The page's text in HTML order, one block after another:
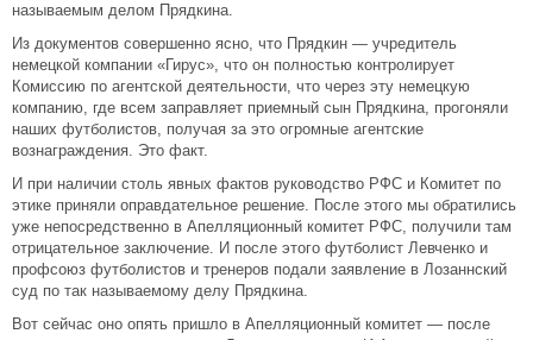
называемым делом Прядкина.
Из документов совершенно ясно, что Прядкин — учредитель
немецкой компании «Гирус», что он полностью контролирует
Комиссию по агентской деятельности, что через эту немецкую
компанию, где всем заправляет приемный сын Прядкина, прогоняли
наших футболистов, получая за это огромные агентские
вознаграждения. Это факт.
И при наличии столь явных фактов руководство РФС и Комитет по
этике приняли оправдательное решение. После этого мы обратились
уже непосредственно в Апелляционный комитет РФС, получили там
отрицательное заключение. И после этого футболист Левченко и
профсоюз футболистов и тренеров подали заявление в Лозаннский
суд по так называемому делу Прядкина.
Вот сейчас оно опять пришло в Апелляционный комитет — после